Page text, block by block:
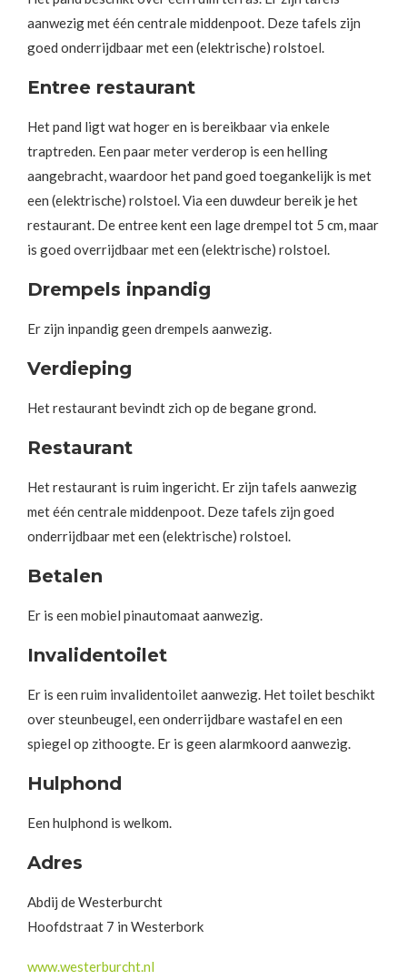
aanwezig met één centrale middenpoot. Deze tafels zijn
goed onderrijdbaar met een (elektrische) rolstoel.
Entree restaurant
Het pand ligt wat hoger en is bereikbaar via enkele
traptreden. Een paar meter verderop is een helling
aangebracht, waardoor het pand goed toegankelijk is met
een (elektrische) rolstoel. Via een duwdeur bereik je het
restaurant. De entree kent een lage drempel tot 5 cm, maar
is goed overrijdbaar met een (elektrische) rolstoel.
Drempels inpandig
Er zijn inpandig geen drempels aanwezig.
Verdieping
Het restaurant bevindt zich op de begane grond.
Restaurant
Het restaurant is ruim ingericht. Er zijn tafels aanwezig
met één centrale middenpoot. Deze tafels zijn goed
onderrijdbaar met een (elektrische) rolstoel.
Betalen
Er is een mobiel pinautomaat aanwezig.
Invalidentoilet
Er is een ruim invalidentoilet aanwezig. Het toilet beschikt
over steunbeugel, een onderrijdbare wastafel en een
spiegel op zithoogte. Er is geen alarmkoord aanwezig.
Hulphond
Een hulphond is welkom.
Adres
Abdij de Westerburcht
Hoofdstraat 7 in Westerbork
www.westerburcht.nl